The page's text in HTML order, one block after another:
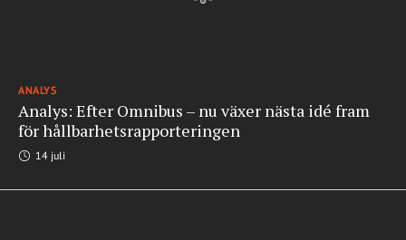
ANALYS
Analys: Efter Omnibus – nu växer nästa idé fram
för hållbarhetsrapporteringen
14 juli